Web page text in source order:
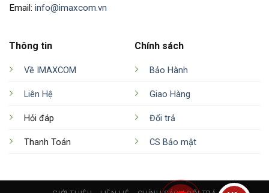
Email: info@imaxcom.vn
Thông tin
Về IMAXCOM
Liên Hệ
Hỏi đáp
Thanh Toán
Chính sách
Bảo Hành
Giao Hàng
Đổi trả
CS Bảo mật